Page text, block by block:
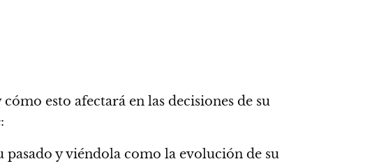
cómo esto afectará en las decisiones de su
pasado y viéndola como la evolución de su